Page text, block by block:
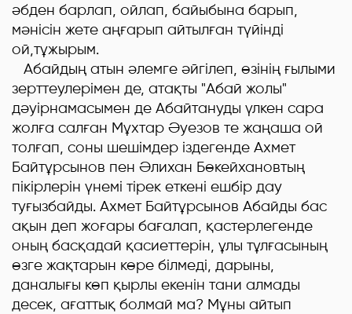
әбден барлап, ойлап, байыбына барып,
мәнісін жете аңғарып айтылған түйінді
ой,тұжырым.
Абайдың атын әлемге әйгілеп, өзінің ғылыми
зерттеулерімен де, атақты "Абай жолы"
дәуірнамасымен де Абайтануды үлкен сара
жолға салған Мұхтар Әуезов те жаңаша ой
толғап, соны шешімдер іздегенде Ахмет
Байтұрсынов пен Әлихан Бөкейхановтың
пікірлерін үнемі тірек еткені ешбір дау
туғызбайды. Ахмет Байтұрсынов Абайды бас
ақын деп жоғары бағалап, қастерлегенде
оның басқадай қасиеттерін, ұлы тұлғасының
өзге жақтарын көре білмеді, дарыны,
даналығы көп қырлы екенін тани алмады
десек, ағаттық болмай ма? Мұны айтып